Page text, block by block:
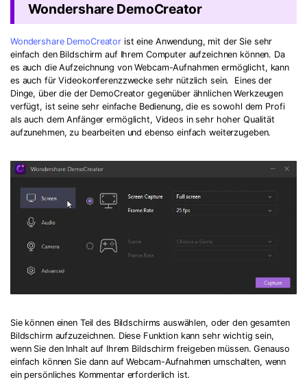
Wondershare DemoCreator
Wondershare DemoCreator ist eine Anwendung, mit der Sie sehr
einfach den Bildschirm auf Ihrem Computer aufzeichnen können. Da
es auch die Aufzeichnung von Webcam-Aufnahmen ermöglicht, kann
es auch für Videokonferenzzwecke sehr nützlich sein. Eines der
Dinge, über die der DemoCreator gegenüber ähnlichen Werkzeugen
verfügt, ist seine sehr einfache Bedienung, die es sowohl dem Profi
als auch dem Anfänger ermöglicht, Videos in sehr hoher Qualität
aufzunehmen, zu bearbeiten und ebenso einfach weiterzugeben.
Sie können einen Teil des Bildschirms auswählen, oder den gesamten
Bildschirm aufzuzeichnen. Diese Funktion kann sehr wichtig sein,
wenn Sie den Inhalt auf Ihrem Bildschirm freigeben müssen. Genauso
einfach können Sie dann auf Webcam-Aufnahmen umschalten, wenn
ein persönliches Kommentar erforderlich ist.